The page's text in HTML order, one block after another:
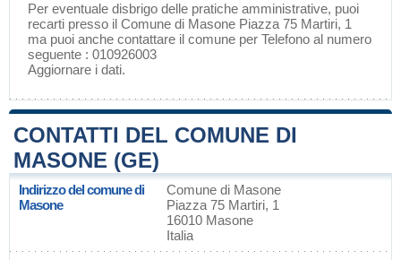
Per eventuale disbrigo delle pratiche amministrative, puoi
recarti presso il Comune di Masone Piazza 75 Martiri, 1
ma puoi anche contattare il comune per Telefono al numero
seguente : 010926003
Aggiornare i dati.
CONTATTI DEL COMUNE DI
MASONE (GE)
Indirizzo del comune di
Masone
Comune di Masone
Piazza 75 Martiri, 1
16010 Masone
Italia